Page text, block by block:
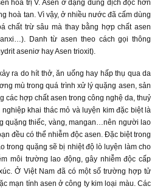
hoá trị V. Asen ở dạng dung dịch độc hơn
hoà tan. Vì vậy, ở nhiều nước đã cấm dùng
chất trừ sâu mà thay bằng hợp chất asen
Danh từ asen theo cách gọi thông
aseniơ hay Asen trioxit).
ra do hít thở, ăn uống hay hấp thụ qua da
mù trong quá trình xử lý quặng asen, sản
các hợp chất asen trong công nghệ da, thuỷ
khai thác mỏ và luyện kim đặc biệt là
quặng thiếc, vàng, mangan…nên người lao
đều có thể nhiễm độc asen. Đặc biệt trong
trong quặng sẽ bị nhiệt độ lò luyện làm cho
môi trường lao động, gây nhiễm độc cấp
Ở Việt Nam đã có một số trường hợp tử
mạn tính asen ở công ty kim loại màu. Các